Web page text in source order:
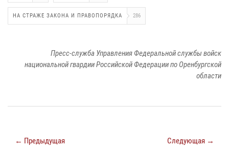
НА СТРАЖЕ ЗАКОНА И ПРАВОПОРЯДКА 286
Пресс-служба Управления Федеральной службы войск
национальной гвардии Российской Федерации по Оренбургской
области
← Предыдущая Следующая →